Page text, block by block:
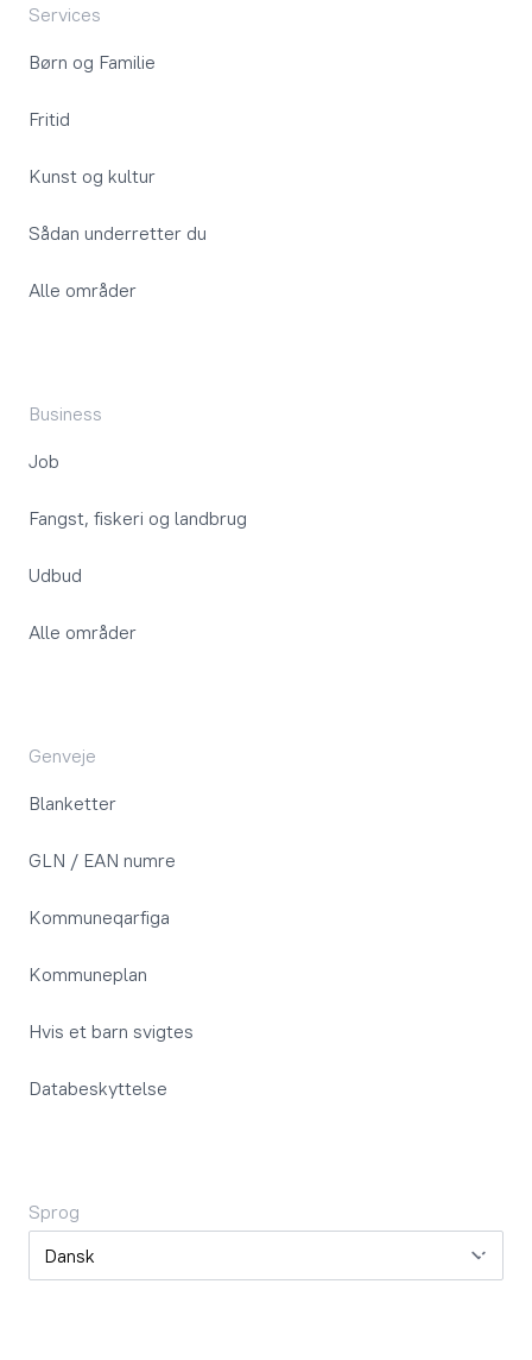
Services
Børn og Familie
Fritid
Kunst og kultur
Sådan underretter du
Alle områder
Business
Job
Fangst, fiskeri og landbrug
Udbud
Alle områder
Genveje
Blanketter
GLN / EAN numre
Kommuneqarfiga
Kommuneplan
Hvis et barn svigtes
Databeskyttelse
Sprog
Sprog